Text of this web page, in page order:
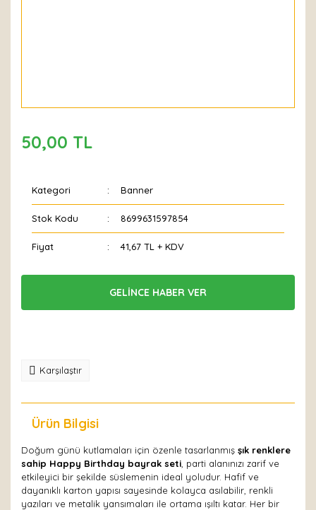
50,00 TL
Kategori Banner
Stok Kodu 8699631597854
Fiyat 41,67 TL + KDV
GELİNCE HABER VER
Karşılaştır
Ürün Bilgisi
Doğum günü kutlamaları için özenle tasarlanmış şık renklere
sahip Happy Birthday bayrak seti , parti alanınızı zarif ve
etkileyici bir şekilde süslemenin ideal yoludur. Hafif ve
dayanıklı karton yapısı sayesinde kolayca asılabilir, renkli
yazıları ve metalik yansımaları ile ortama ışıltı katar. Her bir